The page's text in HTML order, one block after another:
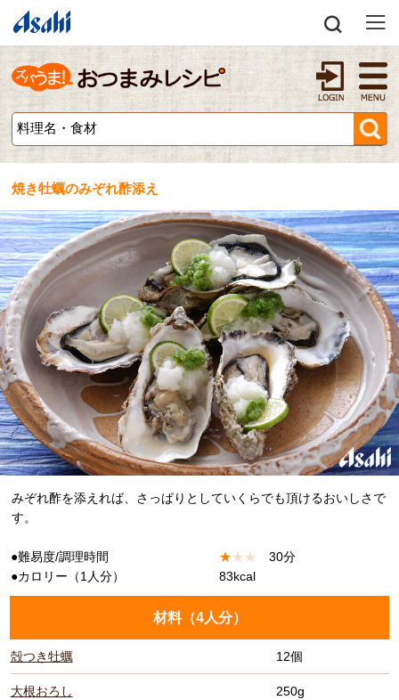
焼き牡蠣のみぞれ酢添え
みぞれ酢を添えれば、さっぱりとしていくらでも頂けるおいしさで
す。
●難易度/調理時間 ★★ ★
30分
●カロリー（1人分）
83kcal
材料（4人分）
殻つき牡蠣 12個
大根おろし 250g